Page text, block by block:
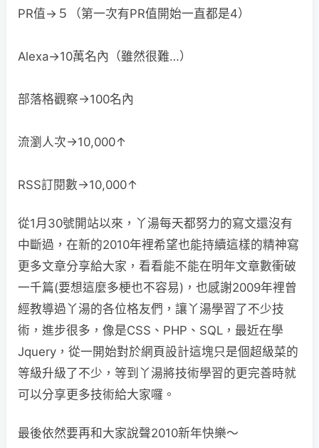
PR值→５（第一次有PR值開始一直都是4）
Alexa→10萬名內（雖然很難…）
部落格觀察→100名內
流瀏人次→10,000↑
RSS訂閱數→10,000↑
從1月30號開站以來，丫湯每天都努力的寫文還沒有
中斷過，在新的2010年裡希望也能持續這樣的精神寫
更多文章分享給大家，看看能不能在明年文章數衝破
一千篇(要想這麼多梗也不容易)，也感謝2009年裡曾
經教導過丫湯的各位格友們，讓丫湯學習了不少技
術，進步很多，像是CSS、PHP、SQL，最近在學
Jquery，從一開始對於網頁設計這塊只是個超級菜的
等級升級了不少，等到丫湯將技術學習的更完善時就
可以分享更多技術給大家囉。
最後依然要再和大家說聲2010新年快樂～